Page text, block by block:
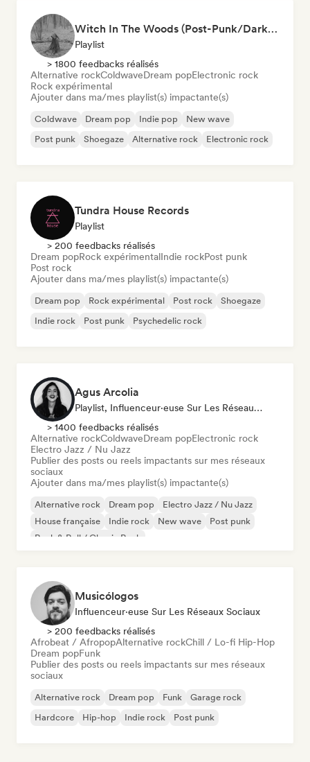
Witch In The Woods (Post-Punk/Darkwave/New Goth/Emo indie-pop)
Playlist
> 1800 feedbacks réalisés
Alternative rockColdwaveDream popElectronic rock
Rock expérimental
Ajouter dans ma/mes playlist(s) impactante(s)
Coldwave Dream pop Indie pop
New wave
Post punk
Shoegaze Alternative rock Electronic rock
Tundra House Records
Playlist
> 200 feedbacks réalisés
Dream popRock expérimentalIndie rockPost punk
Post rock
Ajouter dans ma/mes playlist(s) impactante(s)
Dream pop Rock expérimental Post rock
Shoegaze
Indie rock
Post punk Psychedelic rock
Agus Arcolia
Playlist, Influenceur·euse Sur Les Réseaux Sociaux
> 1400 feedbacks réalisés
Alternative rockColdwaveDream popElectronic rock
Electro Jazz / Nu Jazz
Publier des posts ou reels impactants sur mes réseaux
sociaux
Ajouter dans ma/mes playlist(s) impactante(s)
Alternative rock Dream pop
Electro Jazz / Nu Jazz
House française
Indie rock New wave
Post punk
Rock & Roll / Classic Rock
Musicólogos
Influenceur·euse Sur Les Réseaux Sociaux
> 200 feedbacks réalisés
Afrobeat / AfropopAlternative rockChill / Lo-fi Hip-Hop
Dream popFunk
Publier des posts ou reels impactants sur mes réseaux
sociaux
Alternative rock Dream pop Funk
Garage rock
Hardcore
Hip-hop Indie rock Post punk